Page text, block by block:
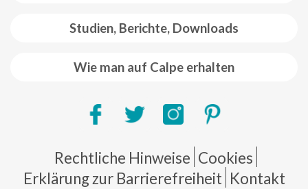
Studien, Berichte, Downloads
Wie man auf Calpe erhalten
Pie de página
Rechtliche Hinweise Cookies
Erklärung zur Barrierefreiheit Kontakt